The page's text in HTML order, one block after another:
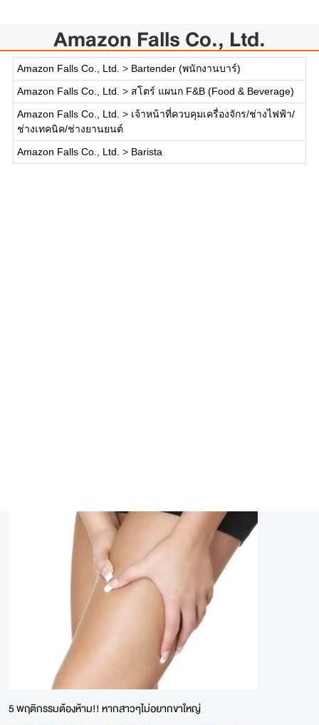
Amazon Falls Co., Ltd.
Amazon Falls Co., Ltd. > Bartender (พนักงานบาร์)
Amazon Falls Co., Ltd. > สโตร์ แผนก F&B (Food & Beverage)
Amazon Falls Co., Ltd. > เจ้าหน้าที่ควบคุมเครื่องจักร/ช่างไฟฟ้า/
ช่างเทคนิค/ช่างยานยนต์
Amazon Falls Co., Ltd. > Barista
5 พฤติกรรมต้องห้าม!! หากสาวๆไม่อยากขาใหญ่